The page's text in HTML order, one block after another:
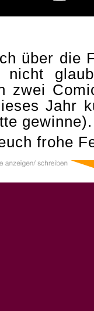
über die
zwei
Jahr
frohe